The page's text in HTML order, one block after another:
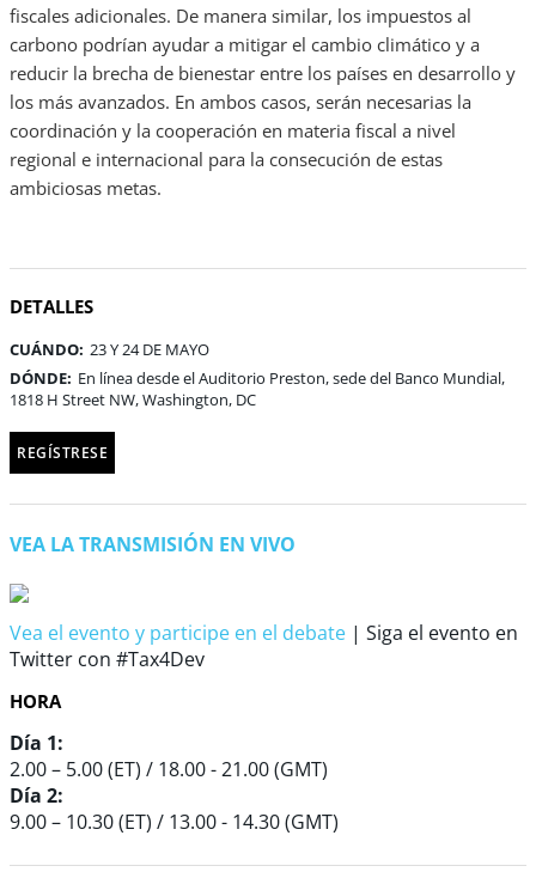
fiscales adicionales. De manera similar, los impuestos al
carbono podrían ayudar a mitigar el cambio climático y a
reducir la brecha de bienestar entre los países en desarrollo y
los más avanzados. En ambos casos, serán necesarias la
coordinación y la cooperación en materia fiscal a nivel
regional e internacional para la consecución de estas
ambiciosas metas.
DETALLES
CUÁNDO: 23 Y 24 DE MAYO
DÓNDE: En línea desde el Auditorio Preston, sede del Banco Mundial,
1818 H Street NW, Washington, DC
REGÍSTRESE
VEA LA TRANSMISIÓN EN VIVO
Vea el evento y participe en el debate | Siga el evento en
Twitter con #Tax4Dev
HORA
Día 1:
2.00 – 5.00 (ET) / 18.00 - 21.00 (GMT)
Día 2:
9.00 – 10.30 (ET) / 13.00 - 14.30 (GMT)